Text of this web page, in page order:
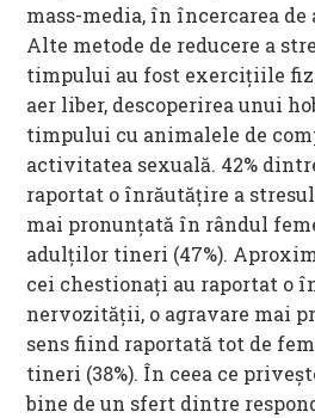
mass-media, în încercarea
Alte metode de reducere a
timpului au fost exercițiile
aer liber, descoperirea unui
timpului cu animalele de
activitatea sexuală. 42%
raportat o înrăutățire a
mai pronunțată în rândul
adulților tineri (47%).
cei chestionați au raportat o
nervozității, o agravare mai
sens fiind raportată tot de
tineri (38%). În ceea ce
bine de un sfert dintre